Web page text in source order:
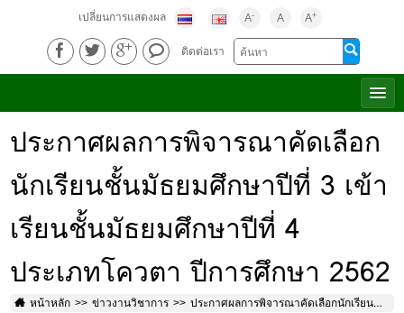
เปลี่ยนการแสดงผล
A- A A+
ติดต่อเรา
ประกาศผลการพิจารณาคัดเลือก
นักเรียนชั้นมัธยมศึกษาปีที่ 3 เข้า
เรียนชั้นมัธยมศึกษาปีที่ 4
ประเภทโควตา ปีการศึกษา 2562
หน้าหลัก ข่าวงานวิชาการ ประกาศผลการพิจารณาคัดเลือกนักเรียนชั้นมัธยมศึกษาปีที่ 3 เข้าเรียนชั้นมัธยมศึกษาปีที่ 4 ประเภทโควตา ปีการศึกษา 2562